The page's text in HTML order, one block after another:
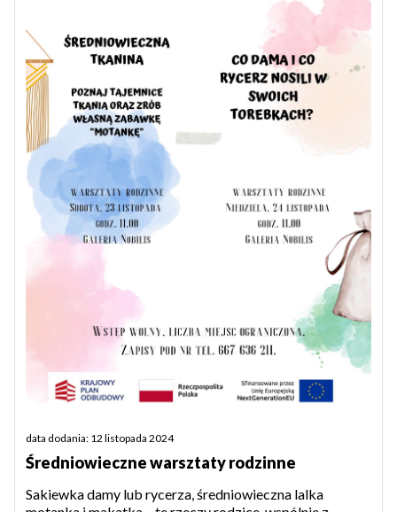
data dodania: 12 listopada 2024
Średniowieczne warsztaty rodzinne
Sakiewka damy lub rycerza, średniowieczna lalka